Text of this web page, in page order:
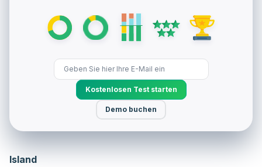
Kostenlosen Test starten
Demo buchen
Island